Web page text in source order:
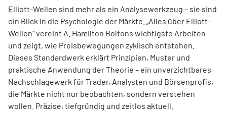
Elliott-Wellen sind mehr als ein Analysewerkzeug – sie sind
ein Blick in die Psychologie der Märkte. „Alles über Elliott-
Wellen“ vereint A. Hamilton Boltons wichtigste Arbeiten
und zeigt, wie Preisbewegungen zyklisch entstehen.
Dieses Standardwerk erklärt Prinzipien, Muster und
praktische Anwendung der Theorie – ein unverzichtbares
Nachschlagewerk für Trader, Analysten und Börsenprofis,
die Märkte nicht nur beobachten, sondern verstehen
wollen. Präzise, tiefgründig und zeitlos aktuell.